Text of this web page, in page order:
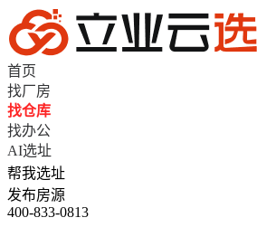
首页
找厂房
找仓库
找办公
AI选址
帮我选址
发布房源
400-833-0813